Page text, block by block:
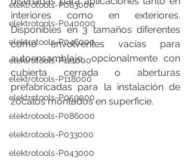
elektrotools-P083000
elektrotools-P040000
elektrotools-P046000
elektrotools-P121000
elektrotools-P118000
elektrotools-P059000
elektrotools-P086000
elektrotools-P033000
elektrotools-P043000
interiores como en exteriores.
Disponibles en 3 tamaños diferentes
como envolventes vacías para
autoensamblaje, opcionalmente con
cubierta cerrada o aberturas
prefabricadas para la instalación de
zócalos montados en superficie.